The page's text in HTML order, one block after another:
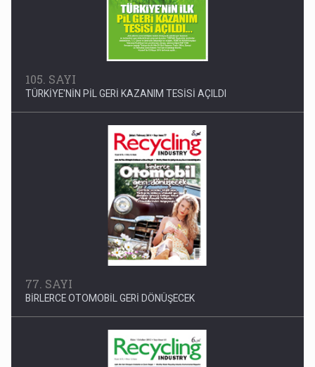
105. SAYI
TÜRKİYE'NİN PİL GERİ KAZANIM TESİSİ AÇILDI
77. SAYI
BİRLERCE OTOMOBİL GERİ DÖNÜŞECEK